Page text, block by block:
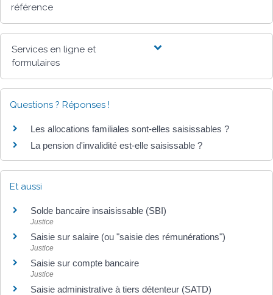
référence
Services en ligne et
formulaires
Questions ? Réponses !
Les allocations familiales sont-elles saisissables ?
La pension d'invalidité est-elle saisissable ?
Et aussi
Solde bancaire insaisissable (SBI)
Justice
Saisie sur salaire (ou "saisie des rémunérations")
Justice
Saisie sur compte bancaire
Justice
Saisie administrative à tiers détenteur (SATD)